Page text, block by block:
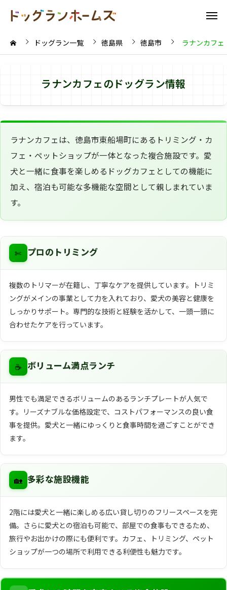
ドッグラン一覧 徳島県 徳島市 ラナンカフェ
ラナンカフェのドッグラン情報
ラナンカフェは、徳島市東船場町にあるトリミング・カ
フェ・ペットショップが一体となった複合施設です。愛
犬と一緒に食事を楽しめるドッグカフェとしての機能に
加え、宿泊も可能な多機能な空間として親しまれていま
す。
✄ プロのトリミング
複数のトリマーが在籍し、丁寧なケアを提供しています。トリミ
ングがメインの事業として力を入れており、愛犬の美容と健康を
しっかりサポート。専門的な技術と経験を活かして、一頭一頭に
合わせたケアを行っています。
☕ ボリューム満点ランチ
男性でも満足できるボリュームのあるランチプレートが人気で
す。リーズナブルな価格設定で、コストパフォーマンスの良い食
事を提供。愛犬と一緒にゆっくりと食事時間を過ごすことができ
ます。
🏡 多彩な施設機能
2階には愛犬と一緒に楽しめる広い貸し切りのフリースペースを完
備。さらに愛犬との宿泊も可能で、部屋での食事もできるため、
旅行やお出かけの際にも便利です。カフェ、トリミング、ペット
ショップが一つの場所で利用できる利便性も魅力です。